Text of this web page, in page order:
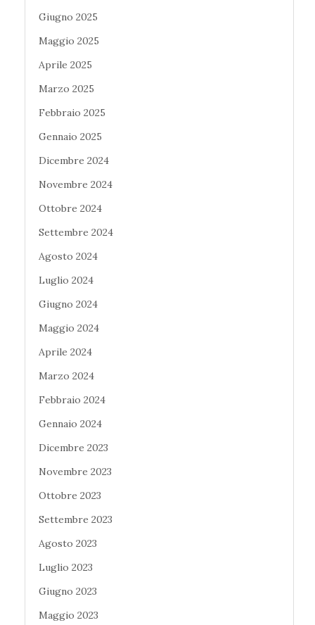
Giugno 2025
Maggio 2025
Aprile 2025
Marzo 2025
Febbraio 2025
Gennaio 2025
Dicembre 2024
Novembre 2024
Ottobre 2024
Settembre 2024
Agosto 2024
Luglio 2024
Giugno 2024
Maggio 2024
Aprile 2024
Marzo 2024
Febbraio 2024
Gennaio 2024
Dicembre 2023
Novembre 2023
Ottobre 2023
Settembre 2023
Agosto 2023
Luglio 2023
Giugno 2023
Maggio 2023